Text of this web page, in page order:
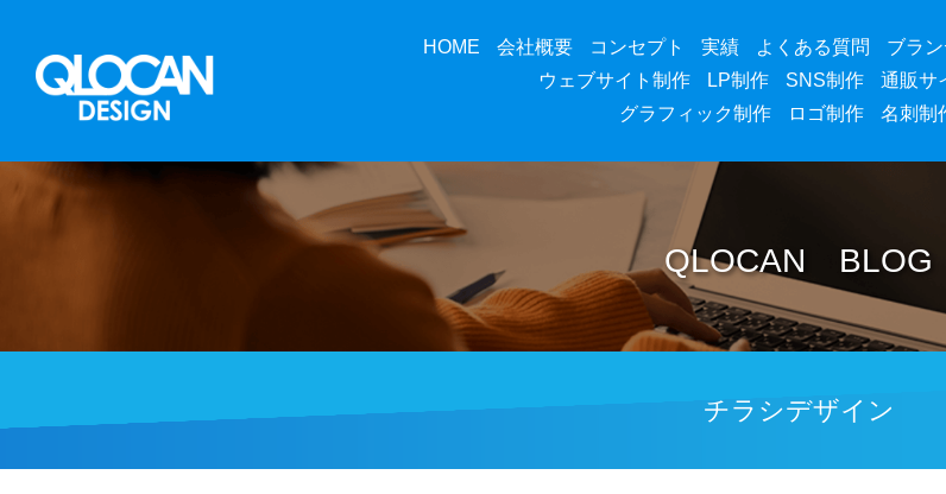
HOME 会社概要 コンセプト 実績 よくある質問 ブラ
ウェブサイト制作
LP制作 SNS制作 通販サ
グラフィック制作
ロゴ制作 名刺制
QLOCAN BLOG
チラシデザイン